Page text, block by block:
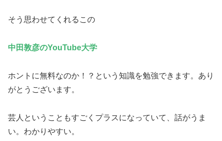
そう思わせてくれるこの
中田敦彦のYouTube大学
ホントに無料なのか！？という知識を勉強できます。あり
がとうございます。
芸人ということもすごくプラスになっていて、話がうま
い。わかりやすい。